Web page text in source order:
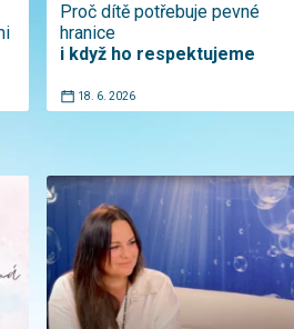
Proč dítě potřebuje pevné
hranice
i když ho respektujeme
18. 6. 2026